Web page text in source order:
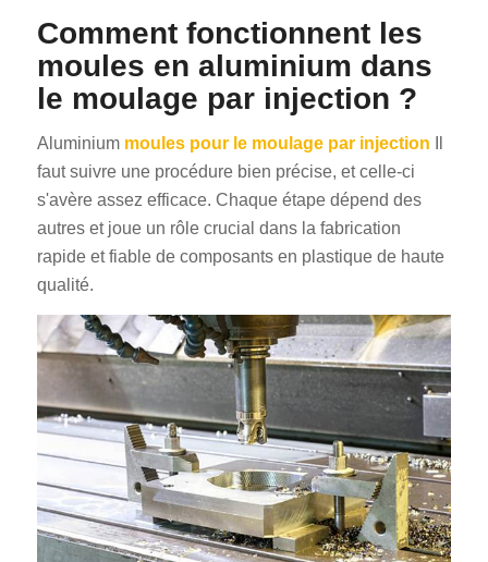
Comment fonctionnent les
moules en aluminium dans
le moulage par injection ?
Aluminium moules pour le moulage par injection
faut suivre une procédure bien précise, et celle-ci
s'avère assez efficace. Chaque étape dépend des
autres et joue un rôle crucial dans la fabrication
rapide et fiable de composants en plastique de haute
qualité.